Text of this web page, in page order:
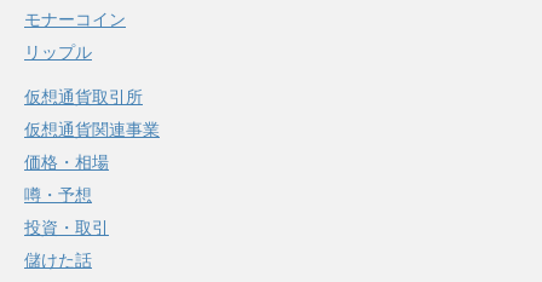
モナーコイン
リップル
仮想通貨取引所
仮想通貨関連事業
価格・相場
噂・予想
投資・取引
儲けた話